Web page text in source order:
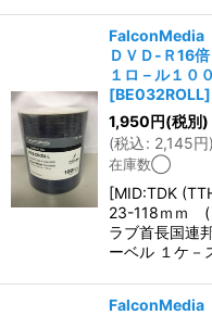
ＤＶＤ-Ｒ16倍
１ロ－ル１０
[BE032ROLL]
1,950円(税別)
(税込: 2,145円)
在庫数◯
[MID:TDK
23-118ｍｍ (
ラブ首長国連
ーベル １ケ－